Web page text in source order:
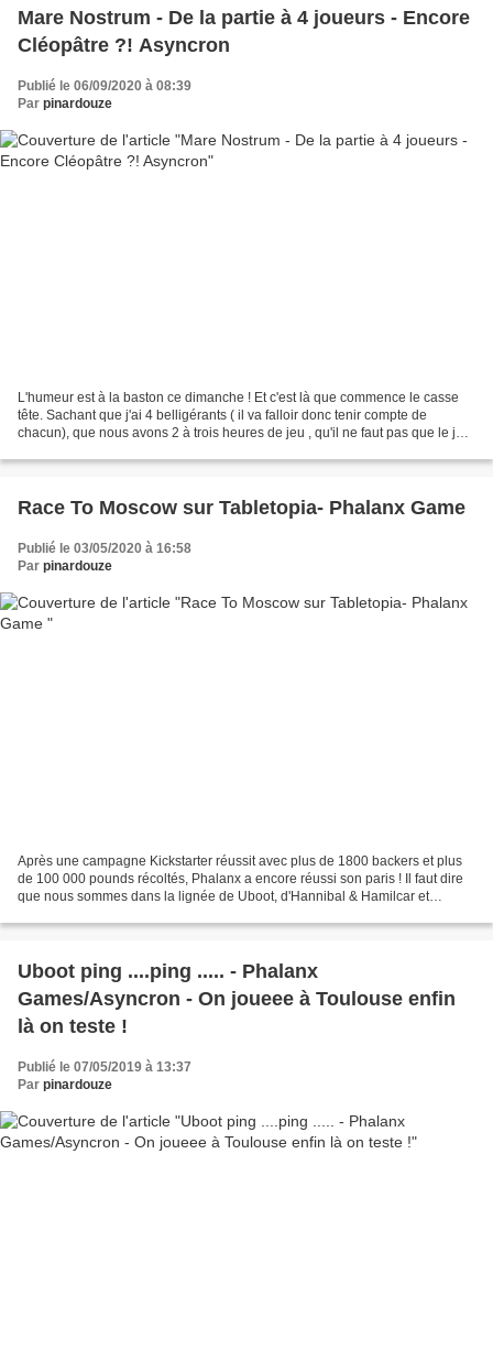
Mare Nostrum - De la partie à 4 joueurs - Encore
Cléopâtre ?! Asyncron
Publié le 06/09/2020 à 08:39
Par pinardouze
L'humeur est à la baston ce dimanche ! Et c'est là que commence le casse
tête. Sachant que j'ai 4 belligérants ( il va falloir donc tenir compte de
chacun), que nous avons 2 à trois heures de jeu , qu'il ne faut pas que le jeu
Race To Moscow sur Tabletopia- Phalanx Game
Publié le 03/05/2020 à 16:58
Par pinardouze
Après une campagne Kickstarter réussit avec plus de 1800 backers et plus
de 100 000 pounds récoltés, Phalanx a encore réussi son paris ! Il faut dire
que nous sommes dans la lignée de Uboot, d'Hannibal & Hamilcar et
Uboot ping ....ping ..... - Phalanx
Games/Asyncron - On joueee à Toulouse enfin
là on teste !
Publié le 07/05/2019 à 13:37
Par pinardouze